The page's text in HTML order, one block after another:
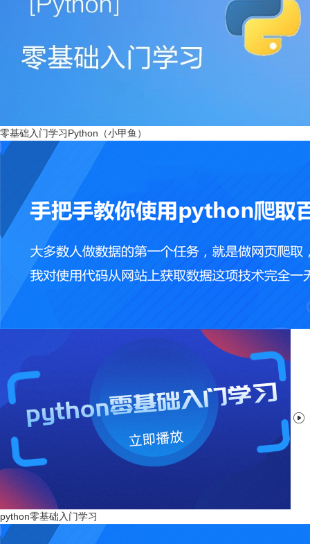
零基础入门学习Python（小甲鱼）

python零基础入门学习